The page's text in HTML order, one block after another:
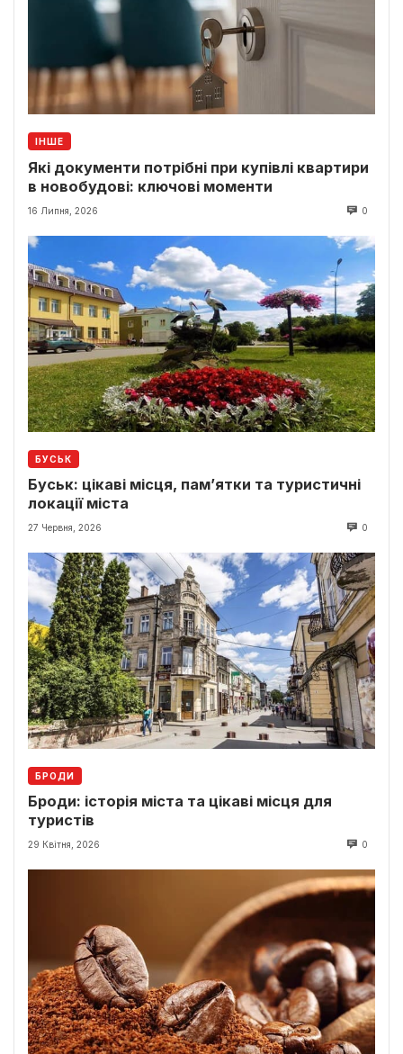
ІНШЕ
Які документи потрібні при купівлі квартири
в новобудові: ключові моменти
16 Липня, 2026 0
БУСЬК
Буськ: цікаві місця, пам’ятки та туристичні
локації міста
27 Червня, 2026 0
БРОДИ
Броди: історія міста та цікаві місця для
туристів
29 Квітня, 2026 0